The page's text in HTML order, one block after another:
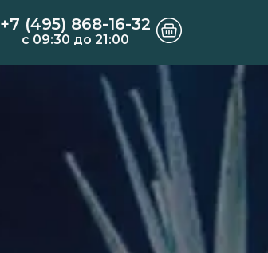
+7 (495) 868-16-32
c 09:30 до 21:00